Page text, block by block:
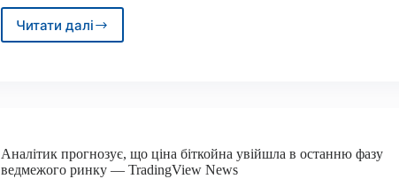
Читати далі
Біткойн
Трамп
скасовує
Аналітик прогнозує, що ціна біткойна увійшла в останню фазу
ведмежого ринку — TradingView News